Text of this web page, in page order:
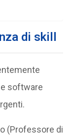
di skill
software
(Professore di